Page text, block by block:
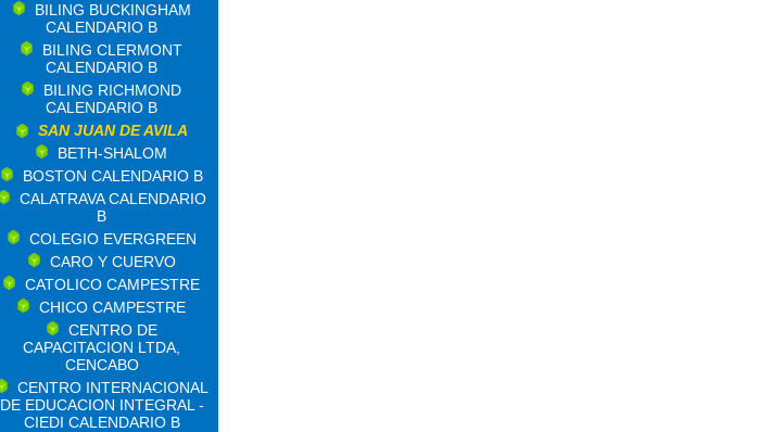
BILING BUCKINGHAM
CALENDARIO B
BILING CLERMONT
CALENDARIO B
BILING RICHMOND
CALENDARIO B
SAN JUAN DE AVILA
BETH-SHALOM
BOSTON CALENDARIO B
CALATRAVA CALENDARIO
B
COLEGIO EVERGREEN
CARO Y CUERVO
CATOLICO CAMPESTRE
CHICO CAMPESTRE
CENTRO DE
CAPACITACION LTDA,
CENCABO
CENTRO INTERNACIONAL
DE EDUCACION INTEGRAL -
CIEDI CALENDARIO B